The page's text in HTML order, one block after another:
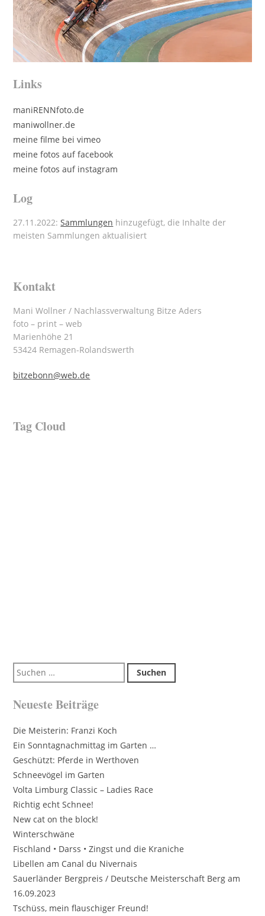
Links
maniRENNfoto.de
maniwollner.de
meine filme bei vimeo
meine fotos auf facebook
meine fotos auf instagram
Log
27.11.2022:Sammlungen hinzugefügt, die Inhalte der
meisten Sammlungen aktualisiert
Kontakt
Mani Wollner / Nachlassverwaltung Bitze Aders
foto – print – web
Marienhöhe 21
53424 Remagen-Rolandswerth
bitzebonn@web.de
Tag Cloud
Suchen
nach:
Neueste Beiträge
Die Meisterin: Franzi Koch
Ein Sonntagnachmittag im Garten …
Geschützt: Pferde in Werthoven
Schneevögel im Garten
Volta Limburg Classic – Ladies Race
Richtig echt Schnee!
New cat on the block!
Winterschwäne
Fischland • Darss • Zingst und die Kraniche
Libellen am Canal du Nivernais
Sauerländer Bergpreis / Deutsche Meisterschaft Berg am
16.09.2023
Tschüss, mein flauschiger Freund!